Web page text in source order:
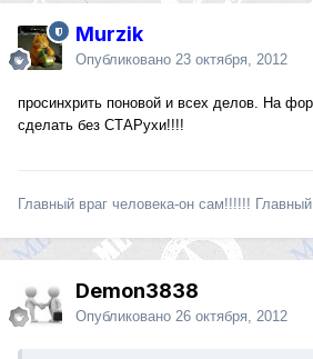
Murzik
Опубликовано 23 октября, 2012
просинхрить поновой и всех делов. На
сделать без СТАРухи!!!!
Главный враг человека-он сам!!!!!!
Demon3838
Опубликовано 26 октября, 2012